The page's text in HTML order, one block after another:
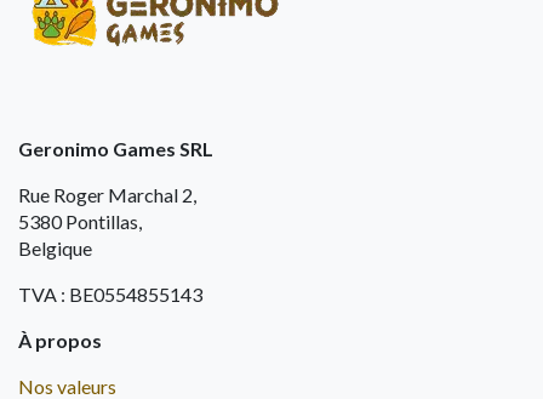
Geronimo Games SRL
Rue Roger Marchal 2,
5380 Pontillas,
Belgique
TVA : BE0554855143
À propos
Nos valeurs